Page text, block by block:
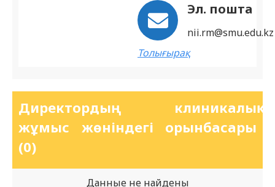
Эл. пошта
nii.rm@smu.edu.kz
Толығырақ
Директордың клиникалық
жұмыс жөніндегі орынбасары
(0)
Данные не найдены